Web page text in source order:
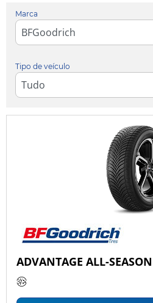
Marca
Tipo de veículo
ADVANTAGE ALL-SEASON